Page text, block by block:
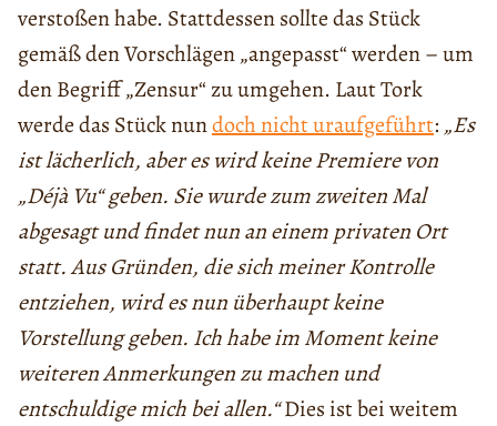
verstoßen habe. Stattdessen sollte das Stück
gemäß den Vorschlägen „angepasst“ werden – um
den Begriff „Zensur“ zu umgehen. Laut Tork
werde das Stück nundoch nicht uraufgeführt: „Es
ist lächerlich, aber es wird keine Premiere von
„Déjà Vu“ geben. Sie wurde zum zweiten Mal
abgesagt und findet nun an einem privaten Ort
statt. Aus Gründen, die sich meiner Kontrolle
entziehen, wird es nun überhaupt keine
Vorstellung geben. Ich habe im Moment keine
weiteren Anmerkungen zu machen und
entschuldige mich bei allen.“Dies ist bei weitem